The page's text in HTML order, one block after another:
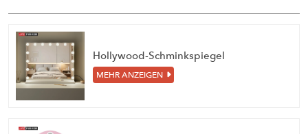
Hollywood-Schminkspiegel
MEHR ANZEIGEN